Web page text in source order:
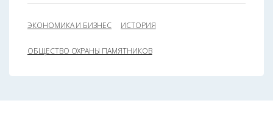
ЭКОНОМИКА И БИЗНЕС ИСТОРИЯ
ОБЩЕСТВО ОХРАНЫ ПАМЯТНИКОВ